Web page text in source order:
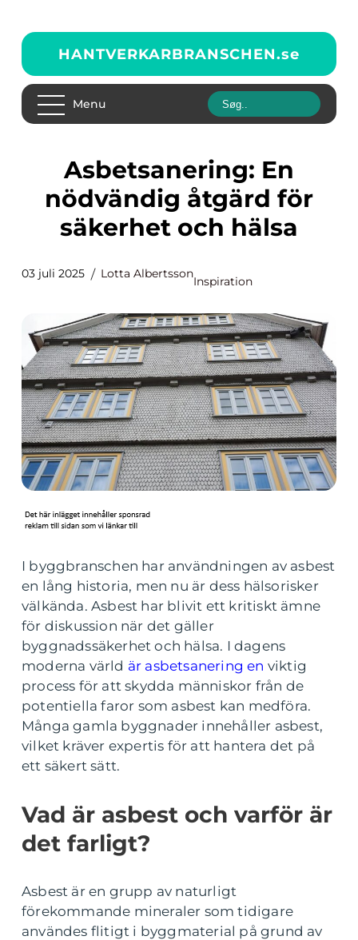
HANTVERKARBRANSCHEN.se
Menu
Asbetsanering: En
nödvändig åtgärd för
säkerhet och hälsa
03 juli 2025 Lotta Albertsson
Inspiration
I byggbranschen har användningen av asbest
en lång historia, men nu är dess hälsorisker
välkända. Asbest har blivit ett kritiskt ämne
för diskussion när det gäller
byggnadssäkerhet och hälsa. I dagens
moderna värld är asbetsanering en viktig
process för att skydda människor från de
potentiella faror som asbest kan medföra.
Många gamla byggnader innehåller asbest,
vilket kräver expertis för att hantera det på
ett säkert sätt.
Vad är asbest och varför är
det farligt?
Asbest är en grupp av naturligt
förekommande mineraler som tidigare
användes flitigt i byggmaterial på grund av